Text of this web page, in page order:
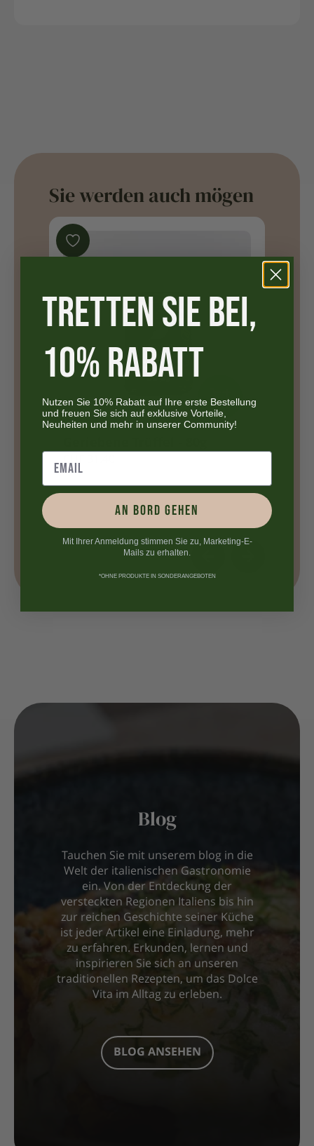
Sie werden auch mögen
CHF18.90
Blog
Tauchen Sie mit unserem blog in die
Welt der italienischen Gastronomie
ein. Von der Entdeckung der
versteckten Regionen Italiens bis hin
zur reichen Geschichte seiner Küche
ist jeder Artikel eine Einladung, mehr
zu erfahren. Erkunden, lernen und
inspirieren Sie sich an unseren
traditionellen Rezepten, um das Dolce
Vita im Alltag zu erleben.
BLOG ANSEHEN
TRETTEN SIE BEI,
10% RABATT
Nutzen Sie 10% Rabatt auf Ihre erste Bestellung
und freuen Sie sich auf exklusive Vorteile,
Neuheiten und mehr in unserer Community!
AN BORD GEHEN
Mit Ihrer Anmeldung stimmen Sie zu, Marketing-E-
Mails zu erhalten.
*OHNE PRODUKTE IN SONDERANGEBOTEN